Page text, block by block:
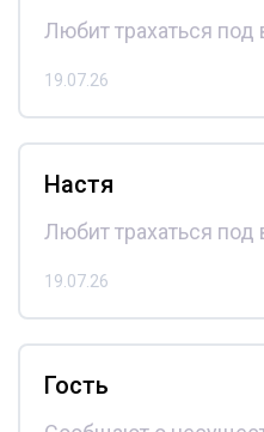
Любит трахаться под
19.07.26
Настя
Любит трахаться под
19.07.26
Гость